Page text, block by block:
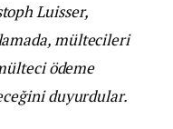
Luisser,
mültecileri
ödeme
duyurdular.